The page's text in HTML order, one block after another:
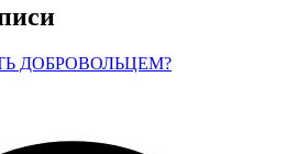
ДОБРОВОЛЬЦЕМ?